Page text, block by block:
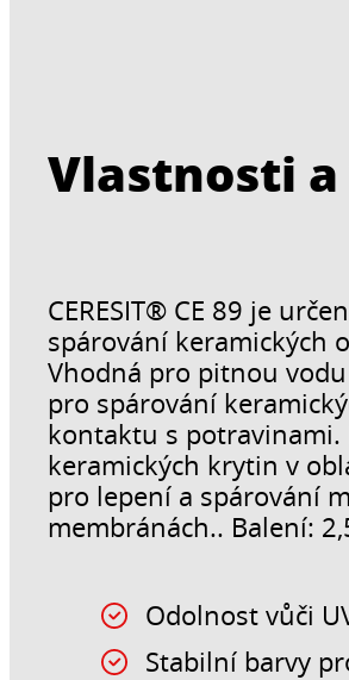
Vlastnosti
CERESIT® CE 89 je
spárování keramických
Vhodná pro pitnou
pro spárování
kontaktu s potravinami.
keramických krytin v
pro lepení a spárování
membránách.. Balení:
Odolnost vůči
Stabilní barvy